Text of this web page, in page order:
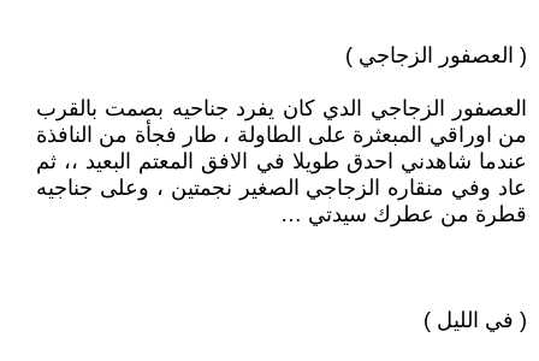
( العصفور الزجاجي )
العصفور الزجاجي الدي كان يفرد جناحيه بصمت بالقرب
من اوراقي المبعثرة على الطاولة ، طار فجأة من النافذة
عندما شاهدني احدق طويلا في الافق المعتم البعيد ،، ثم
عاد وفي منقاره الزجاجي الصغير نجمتين ، وعلى جناجيه
قطرة من عطرك سيدتي …
( في الليل )